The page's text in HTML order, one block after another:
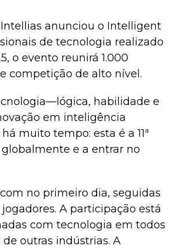
anunciou o Intelligent
de tecnologia realizado
o evento reunirá 1.000
competição de alto nível.
habilidade e
em inteligência
muito tempo: esta é a 11ª
e a entrar no
no primeiro dia, seguidas
A participação está
com tecnologia em todos
outras indústrias. A